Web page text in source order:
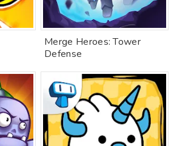
Merge Heroes: Tower
Defense